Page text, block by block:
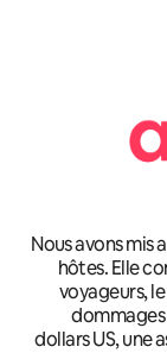
Nous avons
hôtes. Elle
voyageurs,
dommages
dollars US, une